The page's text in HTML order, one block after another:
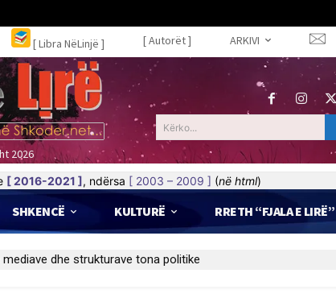
[ Libra NëLinjë ] [ Autorët ] ARKIVI
2026
Kërko...
[ 2016-2021 ], ndërsa [ 2003 – 2009 ] (në html)
SHKENCË KULTURË RRETH “FJALA E LIRË”